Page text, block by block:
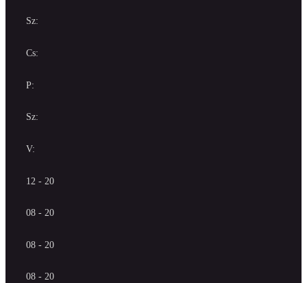
Sz:
Cs:
P:
Sz:
V:
12 - 20
08 - 20
08 - 20
08 - 20